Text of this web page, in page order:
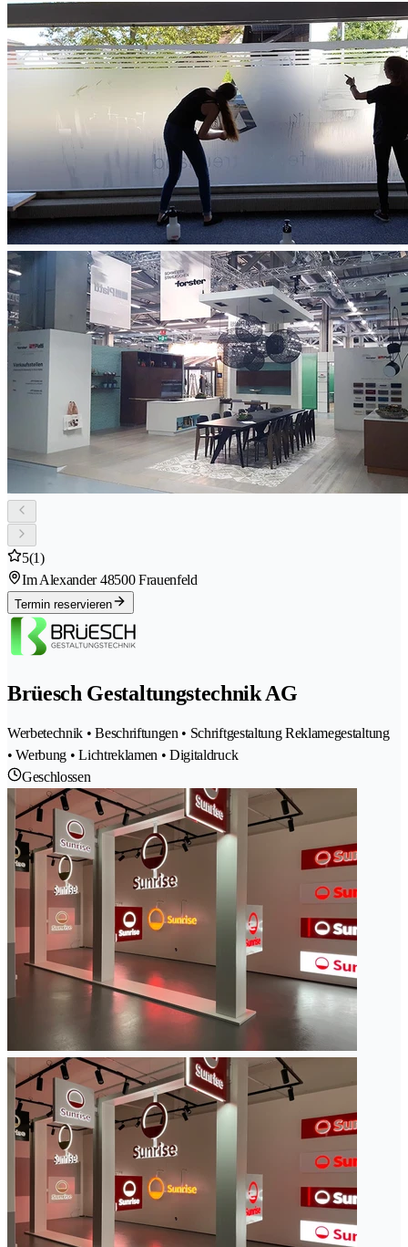
5(1)
Im Alexander 48500 Frauenfeld
Termin reservieren
Brüesch Gestaltungstechnik AG
Werbetechnik • Beschriftungen • Schriftgestaltung Reklamegestaltung
• Werbung • Lichtreklamen • Digitaldruck
Geschlossen